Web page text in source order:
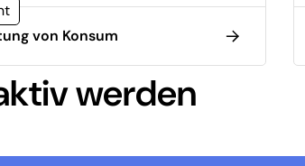
von Konsum
werden